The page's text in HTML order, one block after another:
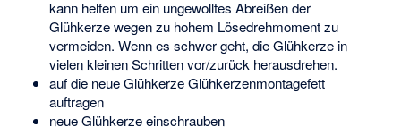
kann helfen um ein ungewolltes Abreißen der
Glühkerze wegen zu hohem Lösedrehmoment zu
vermeiden. Wenn es schwer geht, die Glühkerze in
vielen kleinen Schritten vor/zurück herausdrehen.
auf die neue Glühkerze Glühkerzenmontagefett
auftragen
neue Glühkerze einschrauben